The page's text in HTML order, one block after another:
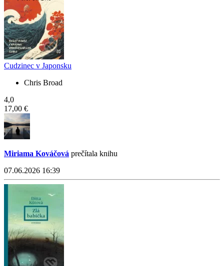
Cudzinec v Japonsku
Chris Broad
4,0
17,00 €
Miriama Kováčová prečítala knihu
07.06.2026 16:39